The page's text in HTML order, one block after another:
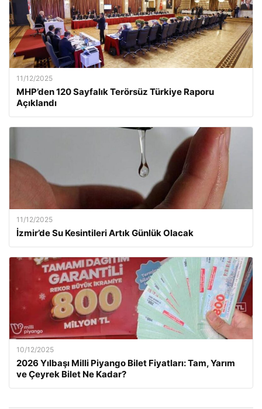
11/12/2025
MHP’den 120 Sayfalık Terörsüz Türkiye Raporu
Açıklandı
11/12/2025
İzmir’de Su Kesintileri Artık Günlük Olacak
10/12/2025
2026 Yılbaşı Milli Piyango Bilet Fiyatları: Tam, Yarım
ve Çeyrek Bilet Ne Kadar?